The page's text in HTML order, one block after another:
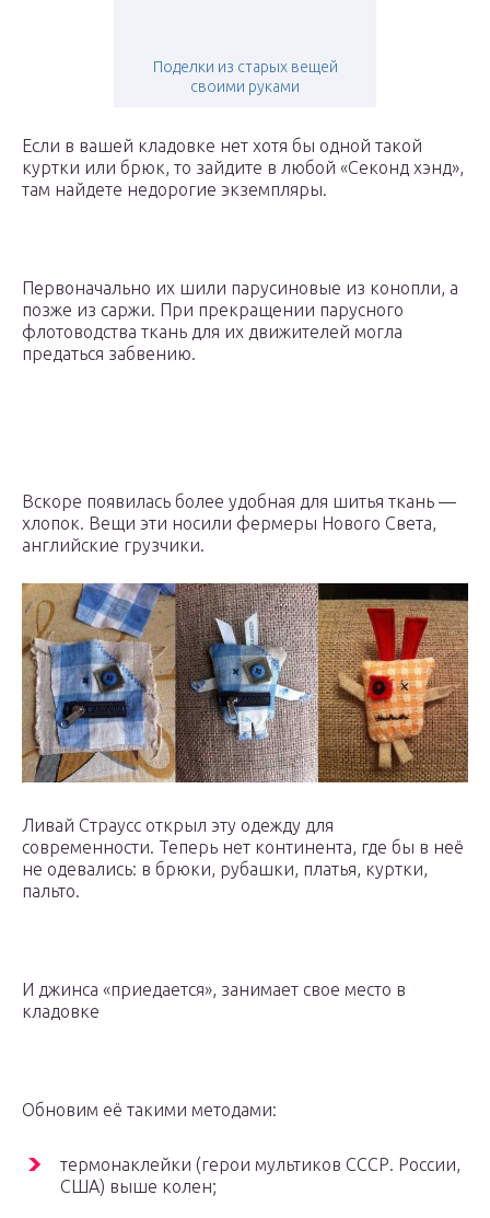
Поделки из старых вещей
своими руками
Если в вашей кладовке нет хотя бы одной такой
куртки или брюк, то зайдите в любой «Секонд хэнд»,
там найдете недорогие экземпляры.
Первоначально их шили парусиновые из конопли, а
позже из саржи. При прекращении парусного
флотоводства ткань для их движителей могла
предаться забвению.
Вскоре появилась более удобная для шитья ткань —
хлопок. Вещи эти носили фермеры Нового Света,
английские грузчики.
Ливай Страусс открыл эту одежду для
современности. Теперь нет континента, где бы в неё
не одевались: в брюки, рубашки, платья, куртки,
пальто.
И джинса «приедается», занимает свое место в
кладовке
Обновим её такими методами:
термонаклейки (герои мультиков СССР. России,
США) выше колен;